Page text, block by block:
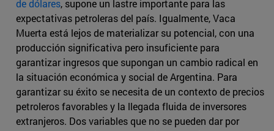
de dólares, supone un lastre importante para las
expectativas petroleras del país. Igualmente, Vaca
Muerta está lejos de materializar su potencial, con una
producción significativa pero insuficiente para
garantizar ingresos que supongan un cambio radical en
la situación económica y social de Argentina. Para
garantizar su éxito se necesita de un contexto de precios
petroleros favorables y la llegada fluida de inversores
extranjeros. Dos variables que no se pueden dar por